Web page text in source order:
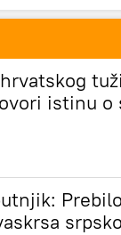
istinu o